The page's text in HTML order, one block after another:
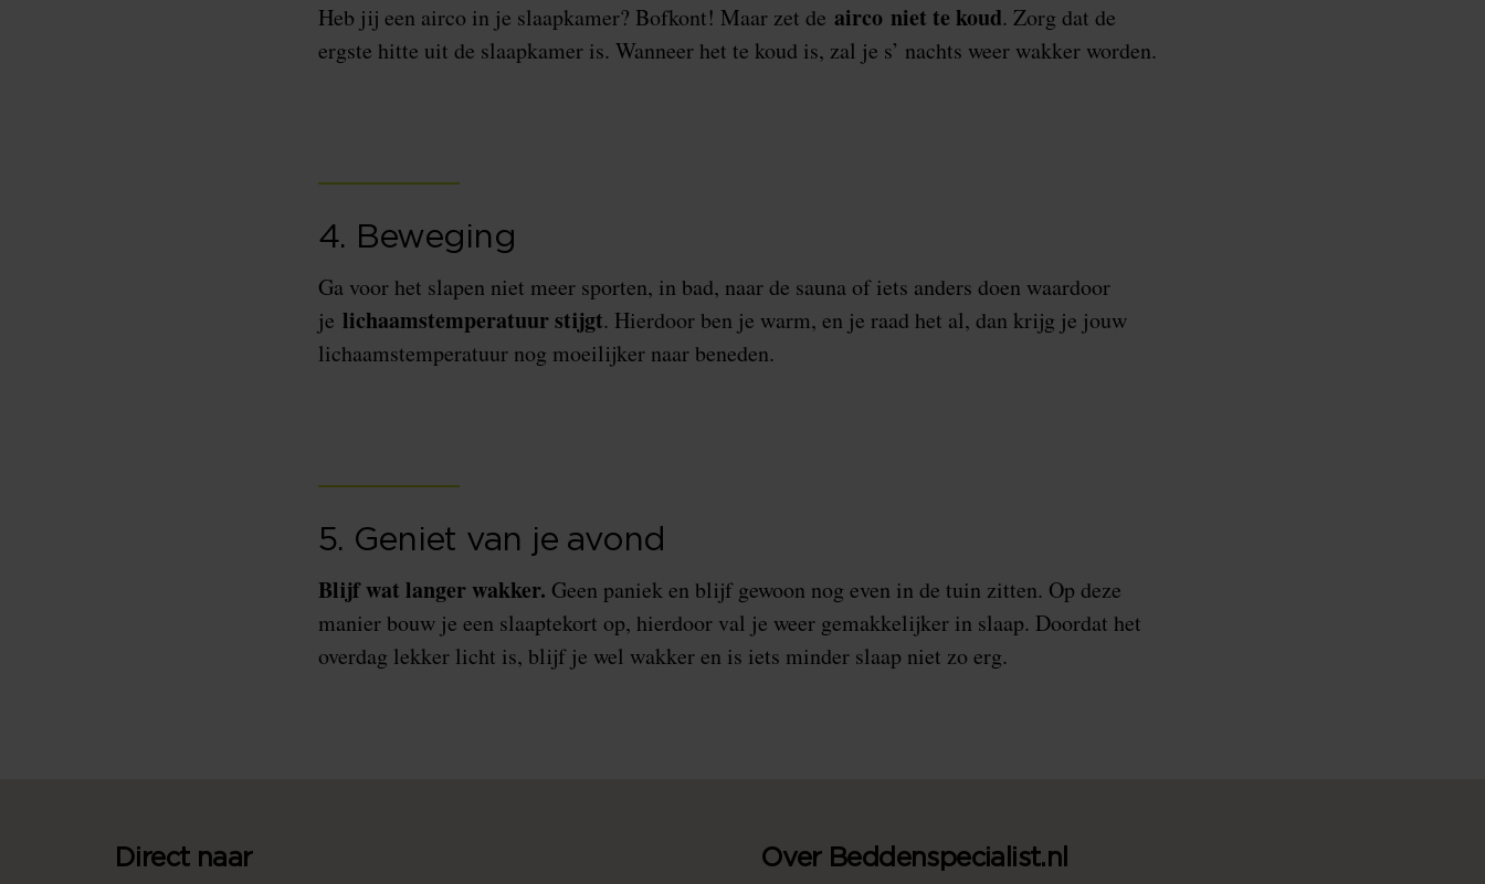
Heb jij een airco in je slaapkamer? Bofkont! Maar zet de airco niet te koud. Zorg dat de
ergste hitte uit de slaapkamer is. Wanneer het te koud is, zal je s’ nachts weer wakker worden.
4. Beweging
Ga voor het slapen niet meer sporten, in bad, naar de sauna of iets anders doen waardoor
je lichaamstemperatuur stijgt. Hierdoor ben je warm, en je raad het al, dan krijg je jouw
lichaamstemperatuur nog moeilijker naar beneden.
5. Geniet van je avond
Blijf wat langer wakker. Geen paniek en blijf gewoon nog even in de tuin zitten. Op deze
manier bouw je een slaaptekort op, hierdoor val je weer gemakkelijker in slaap. Doordat het
overdag lekker licht is, blijf je wel wakker en is iets minder slaap niet zo erg.
Direct naar Over Beddenspecialist.nl